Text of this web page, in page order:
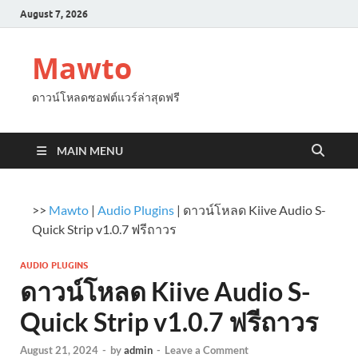
August 7, 2026
Mawto
ดาวน์โหลดซอฟต์แวร์ล่าสุดฟรี
MAIN MENU
>> Mawto | Audio Plugins | ดาวน์โหลด Kiive Audio S-
Quick Strip v1.0.7 ฟรีถาวร
AUDIO PLUGINS
ดาวน์โหลด Kiive Audio S-
Quick Strip v1.0.7 ฟรีถาวร
August 21, 2024 - byadmin - Leave a Comment